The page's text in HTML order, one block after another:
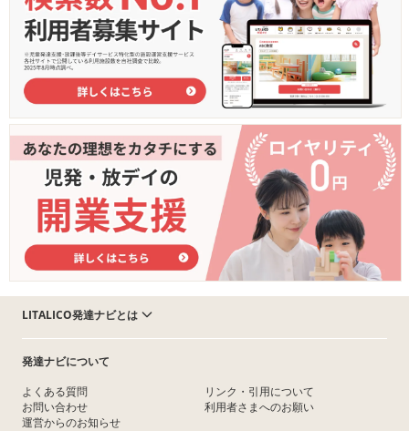
LITALICO発達ナビとは
発達ナビについて
よくある質問
お問い合わせ
運営からのお知らせ
リンク・引用について
利用者さまへのお願い